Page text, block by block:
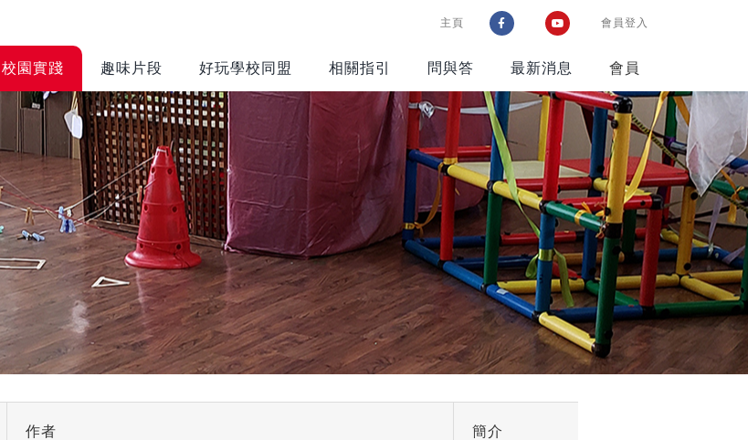
主頁 會員登入
校園實踐
遊戲環境設置
框架
評估空間的遊戲
價值
環境調整
運作考慮
風險益處評估
校園遊戲環境設
置
遊戲設備及物
資推介
靈活鬆散物資
(Loose Parts)
裝置或家俱
(Equipment
and Furniture)
工具(Tools)
參考資料
遊戲在校園通訊
智樂資源配套
好書推介
網站推介
購物好去處
趣味片段 好玩學校同盟 相關指引 問與答 最新消息 會員
作者 簡介